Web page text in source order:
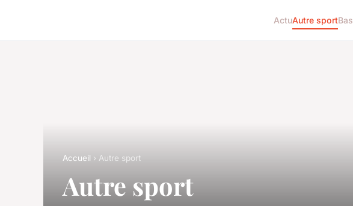
ActuAutre sport
Accueil › Autre sport
Autre sport